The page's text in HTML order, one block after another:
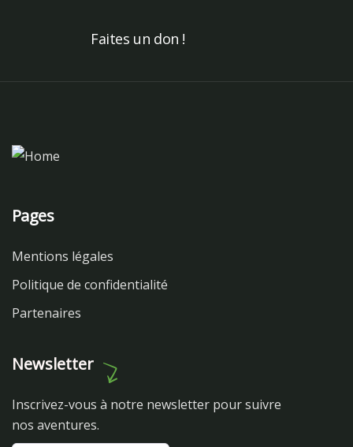
Faites un don !
Pages
Mentions légales
Politique de confidentialité
Partenaires
Newsletter
Inscrivez-vous à notre newsletter pour suivre
nos aventures.